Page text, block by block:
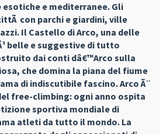
e mediterranee. Gli
con parchi e giardini, ville
Il Castello di Arco, una delle
belle e suggestive di tutto
dai conti dâ€™Arco sulla
che domina la piana del fiume
di indiscutibile fascino. Arco Ã¨
free-climbing: ogni anno ospita
sportiva mondiale di
atleti da tutto il mondo. La